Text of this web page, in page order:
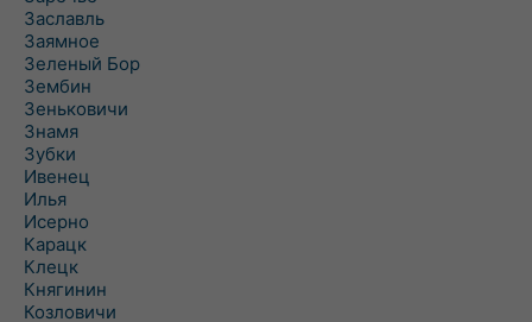
Заславль
Заямное
Зеленый Бор
Зембин
Зеньковичи
Знамя
Зубки
Ивенец
Илья
Исерно
Карацк
Клецк
Княгинин
Козловичи